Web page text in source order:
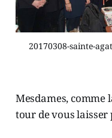
20170308-sainte-
Mesdames, comme
tour de vous